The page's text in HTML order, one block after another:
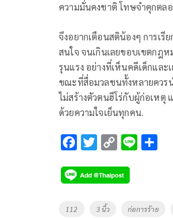
ความมั่นคงชาติ โทษจำคุกตล
จึงอยากเตือนสติน้องๆ การเรี
สนใจ จนเกินเลยขอบเขตกฎ
รุนแรง อย่างที่เห็นคดีเด็กและ
ขณะที่สื่อมวลชนทั้งหลายควรน
ไม่สร้างตัวตนฮีโร่กับผู้ก่อเหตุ
ด้วยความใจเย็นทุกคน.
F
e
b
o
T
tt
er
C
p
y
Li
Li
Tags
112 3 นิ้ว ก่อการร้าย